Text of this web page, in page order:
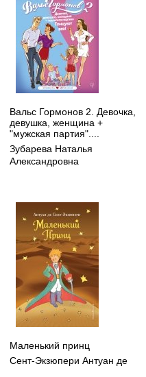
Вальс Гормонов 2. Девочка,
девушка, женщина +
"мужская партия"....
Зубарева Наталья
Александровна
Маленький принц
Сент-Экзюпери Антуан де